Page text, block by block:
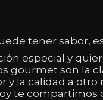
tener sabor,
especial y
gourmet son la
y la calidad a
te